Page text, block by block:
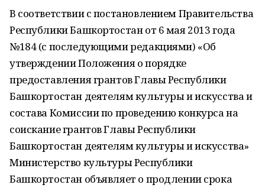
В соответствии с постановлением Правительства
Республики Башкортостан от 6 мая 2013 года
№184 (с последующими редакциями) «Об
утверждении Положения о порядке
предоставления грантов Главы Республики
Башкортостан деятелям культуры и искусства и
состава Комиссии по проведению конкурса на
соискание грантов Главы Республики
Башкортостан деятелям культуры и искусства»
Министерство культуры Республики
Башкортостан объявляет о продлении срока